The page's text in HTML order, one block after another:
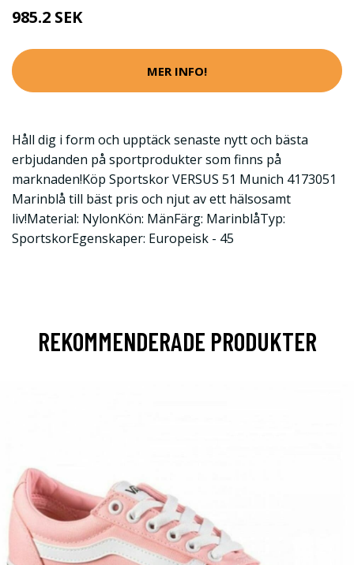
985.2 SEK
MER INFO!
Håll dig i form och upptäck senaste nytt och bästa
erbjudanden på sportprodukter som finns på
marknaden!Köp Sportskor VERSUS 51 Munich 4173051
Marinblå till bäst pris och njut av ett hälsosamt
liv!Material: NylonKön: MänFärg: MarinblåTyp:
SportskorEgenskaper: Europeisk - 45
REKOMMENDERADE PRODUKTER